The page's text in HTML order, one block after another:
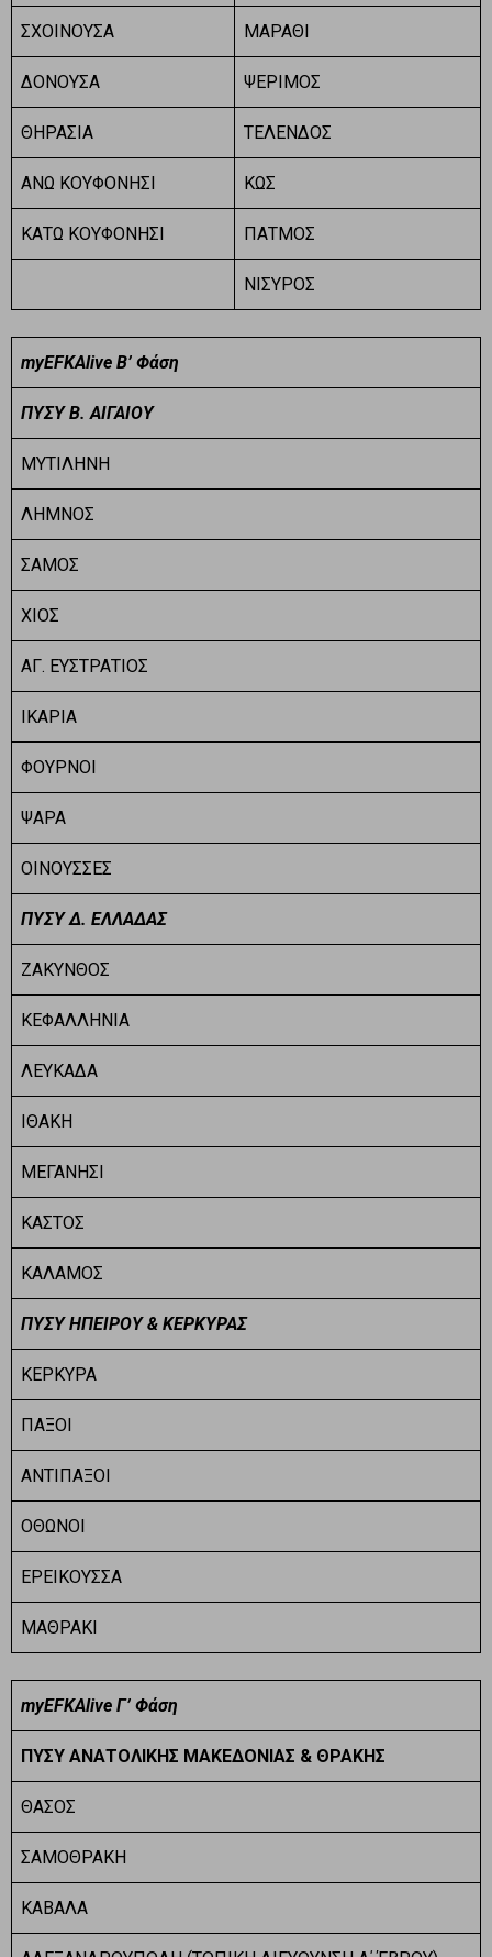
ΣΧΟΙΝΟΥΣΑ ΜΑΡΑΘΙ
ΔΟΝΟΥΣΑ ΨΕΡΙΜΟΣ
ΘΗΡΑΣΙΑ ΤΕΛΕΝΔΟΣ
ΑΝΩ ΚΟΥΦΟΝΗΣΙ ΚΩΣ
ΚΑΤΩ ΚΟΥΦΟΝΗΣΙ ΠΑΤΜΟΣ
ΝΙΣΥΡΟΣ
myEFKAlive Β’ Φάση
ΠΥΣΥ Β. ΑΙΓΑΙΟΥ
ΜΥΤΙΛΗΝΗ
ΛΗΜΝΟΣ
ΣΑΜΟΣ
ΧΙΟΣ
ΑΓ. ΕΥΣΤΡΑΤΙΟΣ
ΙΚΑΡΙΑ
ΦΟΥΡΝΟΙ
ΨΑΡΑ
ΟΙΝΟΥΣΣΕΣ
ΠΥΣΥ Δ. ΕΛΛΑΔΑΣ
ΖΑΚΥΝΘΟΣ
ΚΕΦΑΛΛΗΝΙΑ
ΛΕΥΚΑΔΑ
ΙΘΑΚΗ
ΜΕΓΑΝΗΣΙ
ΚΑΣΤΟΣ
ΚΑΛΑΜΟΣ
ΠΥΣΥ ΗΠΕΙΡΟΥ & ΚΕΡΚΥΡΑΣ
ΚΕΡΚΥΡΑ
ΠΑΞΟΙ
ΑΝΤΙΠΑΞΟΙ
ΟΘΩΝΟΙ
ΕΡΕΙΚΟΥΣΣΑ
ΜΑΘΡΑΚΙ
myEFKAlive Γ’ Φάση
ΠΥΣΥ ΑΝΑΤΟΛΙΚΗΣ ΜΑΚΕΔΟΝΙΑΣ & ΘΡΑΚΗΣ
ΘΑΣΟΣ
ΣΑΜΟΘΡΑΚΗ
ΚΑΒΑΛΑ